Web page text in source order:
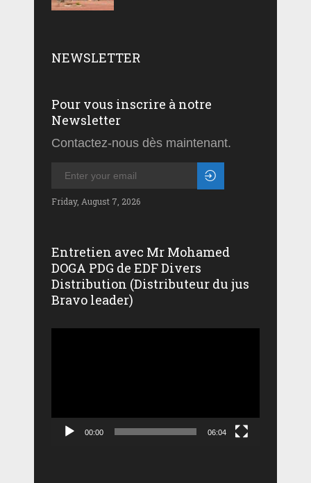
NEWSLETTER
Pour vous inscrire à notre
Newsletter
Contactez-nous dès maintenant.
Friday, August 7, 2026
Entretien avec Mr Mohamed
DOGA PDG de EDF Divers
Distribution (Distributeur du jus
Bravo leader)
00:00 06:04